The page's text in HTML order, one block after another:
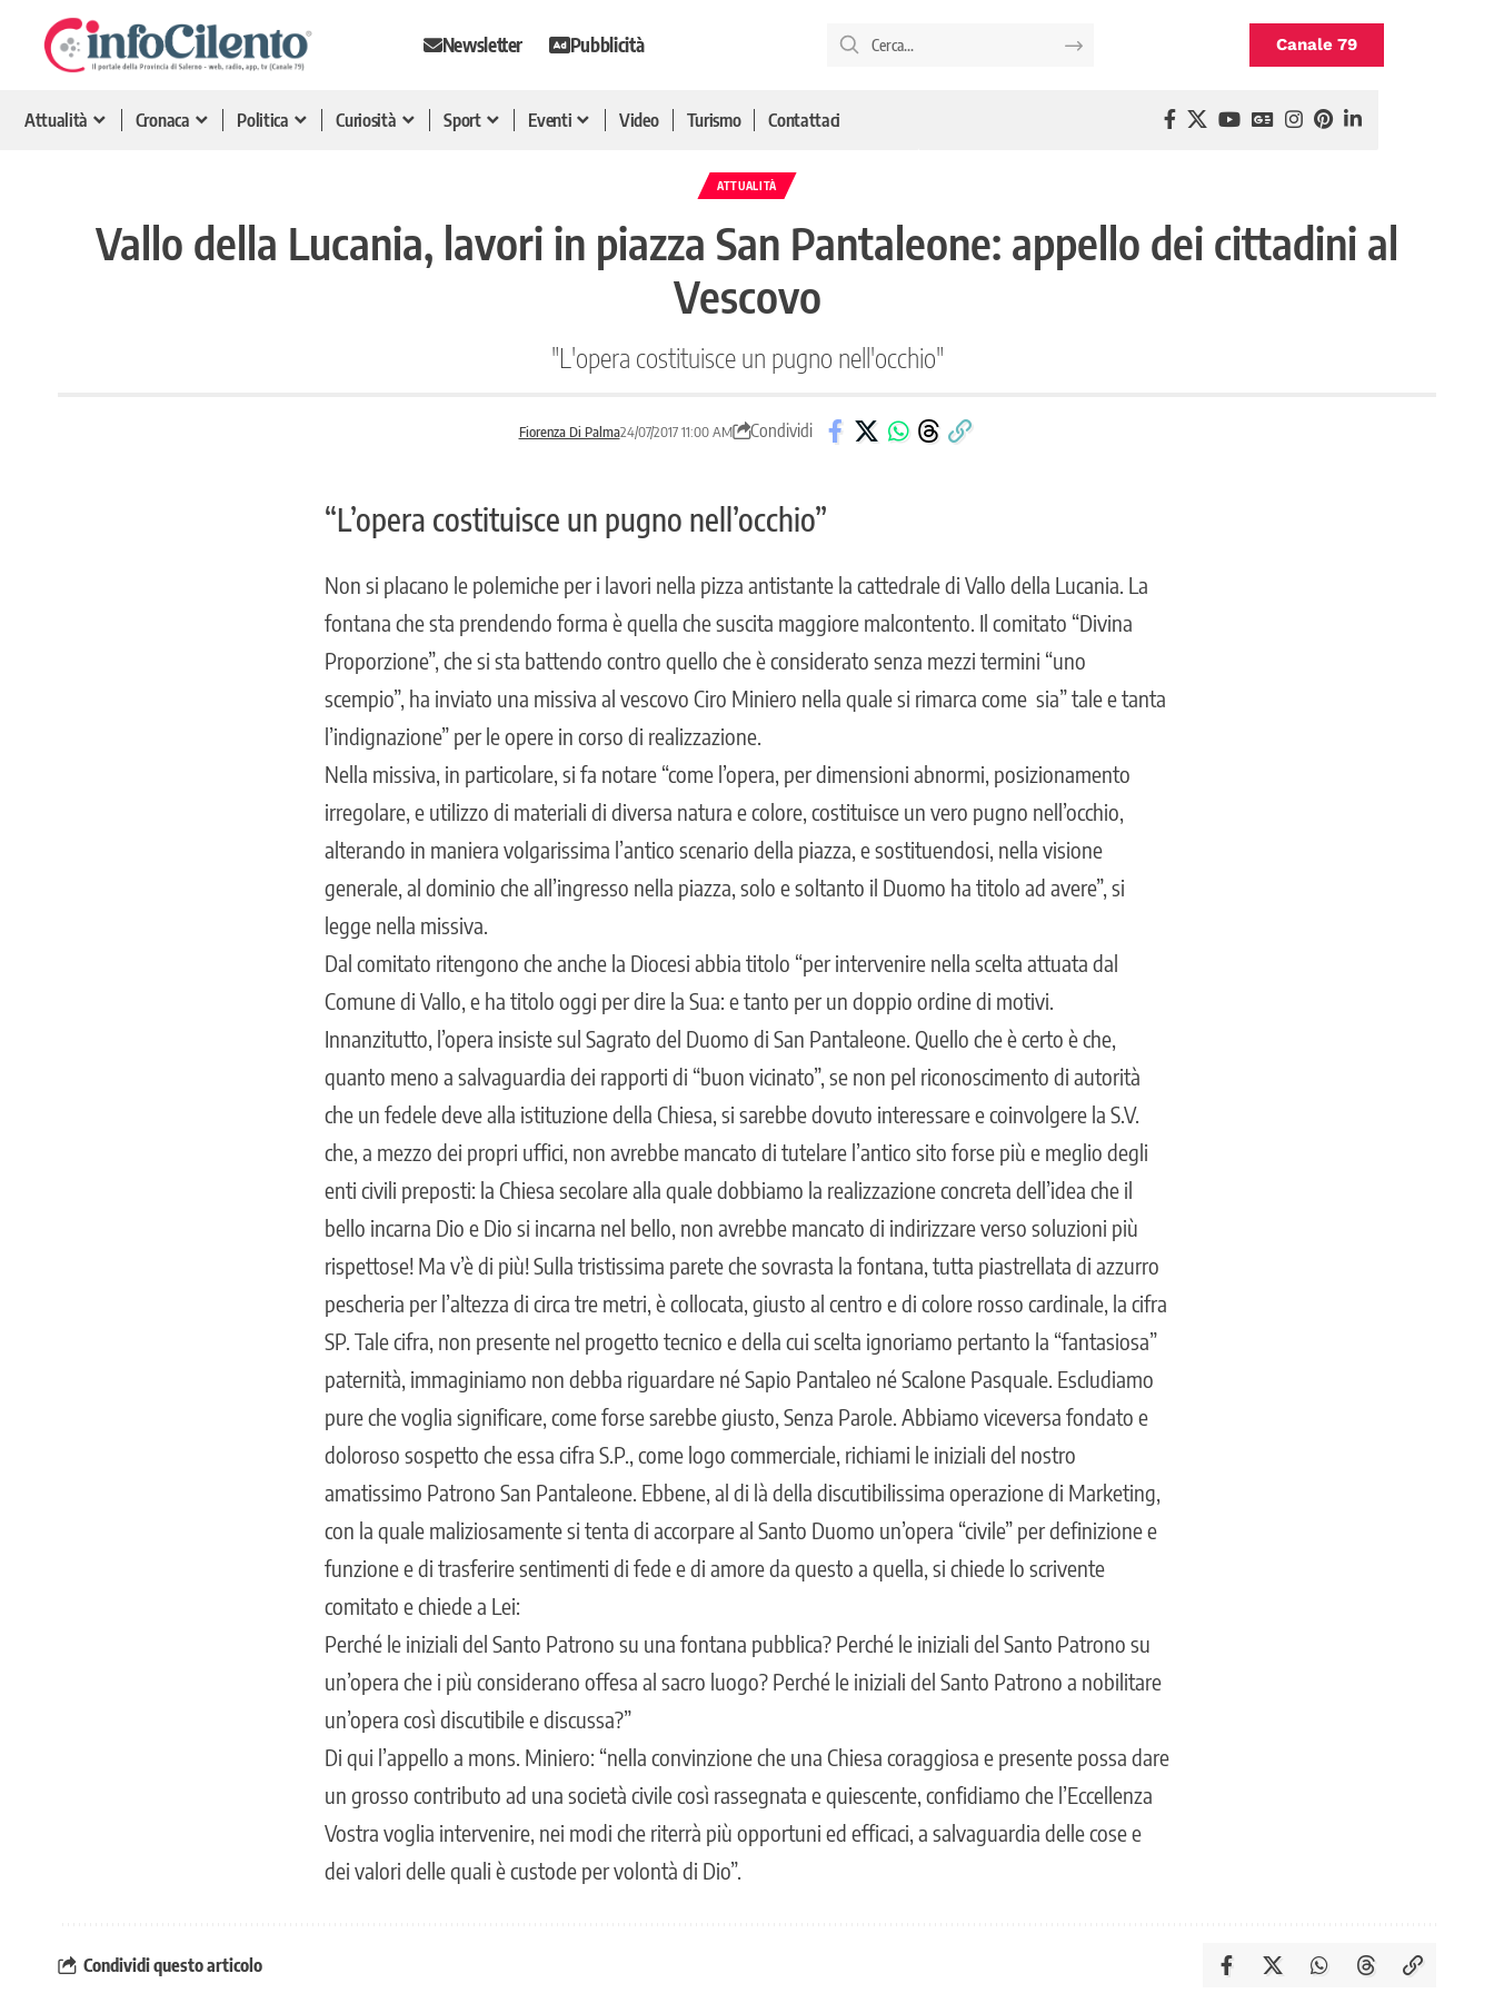
Newsletter Pubblicità Canale 79
Attualità Cronaca Politica Curiosità Sport Eventi Video Turismo Contattaci
ATTUALITÀ
Vallo della Lucania, lavori in piazza San Pantaleone: appello dei cittadini al
Vescovo
"L'opera costituisce un pugno nell'occhio"
Fiorenza Di Palma24/07/2017 11:00 AM Condividi
“L’opera costituisce un pugno nell’occhio”
Non si placano le polemiche per i lavori nella pizza antistante la cattedrale di Vallo della Lucania. La
fontana che sta prendendo forma è quella che suscita maggiore malcontento. Il comitato “Divina
Proporzione”, che si sta battendo contro quello che è considerato senza mezzi termini “uno
scempio”, ha inviato una missiva al vescovo Ciro Miniero nella quale si rimarca come sia” tale e tanta
l’indignazione” per le opere in corso di realizzazione.
Nella missiva, in particolare, si fa notare “come l’opera, per dimensioni abnormi, posizionamento
irregolare, e utilizzo di materiali di diversa natura e colore, costituisce un vero pugno nell’occhio,
alterando in maniera volgarissima l’antico scenario della piazza, e sostituendosi, nella visione
generale, al dominio che all’ingresso nella piazza, solo e soltanto il Duomo ha titolo ad avere”, si
legge nella missiva.
Dal comitato ritengono che anche la Diocesi abbia titolo “per intervenire nella scelta attuata dal
Comune di Vallo, e ha titolo oggi per dire la Sua: e tanto per un doppio ordine di motivi.
Innanzitutto, l’opera insiste sul Sagrato del Duomo di San Pantaleone. Quello che è certo è che,
quanto meno a salvaguardia dei rapporti di “buon vicinato”, se non pel riconoscimento di autorità
che un fedele deve alla istituzione della Chiesa, si sarebbe dovuto interessare e coinvolgere la S.V.
che, a mezzo dei propri uffici, non avrebbe mancato di tutelare l’antico sito forse più e meglio degli
enti civili preposti: la Chiesa secolare alla quale dobbiamo la realizzazione concreta dell’idea che il
bello incarna Dio e Dio si incarna nel bello, non avrebbe mancato di indirizzare verso soluzioni più
rispettose! Ma v’è di più! Sulla tristissima parete che sovrasta la fontana, tutta piastrellata di azzurro
pescheria per l’altezza di circa tre metri, è collocata, giusto al centro e di colore rosso cardinale, la cifra
SP. Tale cifra, non presente nel progetto tecnico e della cui scelta ignoriamo pertanto la “fantasiosa”
paternità, immaginiamo non debba riguardare né Sapio Pantaleo né Scalone Pasquale. Escludiamo
pure che voglia significare, come forse sarebbe giusto, Senza Parole. Abbiamo viceversa fondato e
doloroso sospetto che essa cifra S.P., come logo commerciale, richiami le iniziali del nostro
amatissimo Patrono San Pantaleone. Ebbene, al di là della discutibilissima operazione di Marketing,
con la quale maliziosamente si tenta di accorpare al Santo Duomo un’opera “civile” per definizione e
funzione e di trasferire sentimenti di fede e di amore da questo a quella, si chiede lo scrivente
comitato e chiede a Lei:
Perché le iniziali del Santo Patrono su una fontana pubblica? Perché le iniziali del Santo Patrono su
un’opera che i più considerano offesa al sacro luogo? Perché le iniziali del Santo Patrono a nobilitare
un’opera così discutibile e discussa?”
Di qui l’appello a mons. Miniero: “nella convinzione che una Chiesa coraggiosa e presente possa dare
un grosso contributo ad una società civile così rassegnata e quiescente, confidiamo che l’Eccellenza
Vostra voglia intervenire, nei modi che riterrà più opportuni ed efficaci, a salvaguardia delle cose e
dei valori delle quali è custode per volontà di Dio”.
Condividi questo articolo